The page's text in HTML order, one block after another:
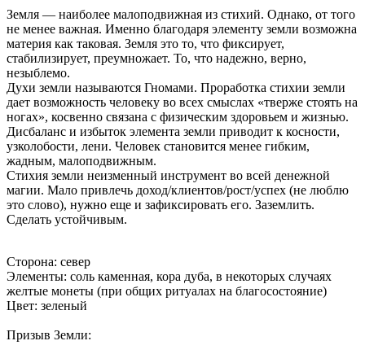
Земля — наиболее малоподвижная из стихий. Однако, от того
не менее важная. Именно благодаря элементу земли возможна
материя как таковая. Земля это то, что фиксирует,
стабилизирует, преумножает. То, что надежно, верно,
незыблемо.
Духи земли называются Гномами. Проработка стихии земли
дает возможность человеку во всех смыслах «тверже стоять на
ногах», косвенно связана с физическим здоровьем и жизнью.
Дисбаланс и избыток элемента земли приводит к косности,
узколобости, лени. Человек становится менее гибким,
жадным, малоподвижным.
Стихия земли неизменный инструмент во всей денежной
магии. Мало привлечь доход/клиентов/рост/успех (не люблю
это слово), нужно еще и зафиксировать его. Заземлить.
Сделать устойчивым.
Сторона: север
Элементы: соль каменная, кора дуба, в некоторых случаях
желтые монеты (при общих ритуалах на благосостояние)
Цвет: зеленый
Призыв Земли: